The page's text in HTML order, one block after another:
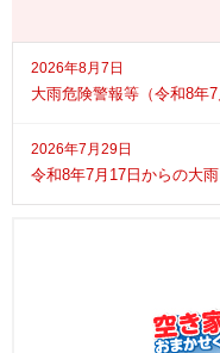
2026年8月7日
大雨危険警報等（令和8年
2026年7月29日
令和8年7月17日からの大